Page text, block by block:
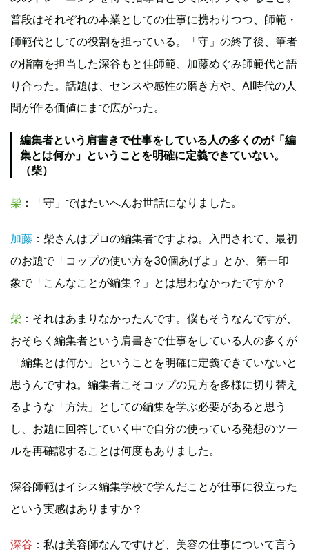
普段はそれぞれの本業としての仕事に携わりつつ、師範・
師範代としての役割を担っている。「守」の終了後、筆者
の指南を担当した深谷もと佳師範、加藤めぐみ師範代と語
り合った。話題は、センスや感性の磨き方や、AI時代の人
間が作る価値にまで広がった。
編集者という肩書きで仕事をしている人の多くのが「編
集とは何か」ということを明確に定義できていない。
（柴）
柴 ：「守」ではたいへんお世話になりました。
加藤 ：柴さんはプロの編集者ですよね。入門されて、最初
のお題で「コップの使い方を30個あげよ」とか、第一印
象で「こんなことが編集？」とは思わなかったですか？
柴 ：それはあまりなかったんです。僕もそうなんですが、
おそらく編集者という肩書きで仕事をしている人の多くが
「編集とは何か」ということを明確に定義できていないと
思うんですね。編集者こそコップの見方を多様に切り替え
るような「方法」としての編集を学ぶ必要があると思う
し、お題に回答していく中で自分の使っている発想のツー
ルを再確認することは何度もありました。
深谷師範はイシス編集学校で学んだことが仕事に役立った
という実感はありますか？
深谷 ：私は美容師なんですけど、美容の仕事について言う